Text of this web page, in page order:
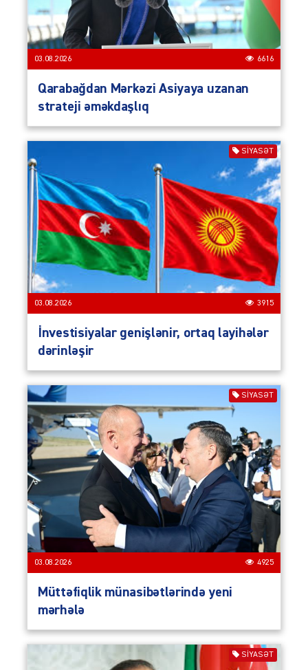
03.08.2026 6616
Qarabağdan Mərkəzi Asiyaya uzanan
strateji əməkdaşlıq
SIYASƏT
03.08.2026 3915
İnvestisiyalar genişlənir, ortaq layihələr
dərinləşir
SIYASƏT
03.08.2026 4925
Müttəfiqlik münasibətlərində yeni
mərhələ
SIYASƏT